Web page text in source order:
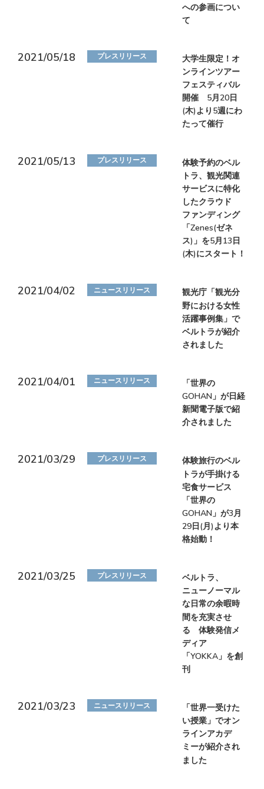
への参画につい
て
2021/05/18 プレスリリース
大学生限定！オ
ンラインツアー
フェスティバル
開催 5月20日
(木)より5週にわ
たって催行
2021/05/13 プレスリリース
体験予約のベル
トラ、観光関連
サービスに特化
したクラウド
ファンディング
「Zenes(ゼネ
ス)」を5月13日
(木)にスタート！
2021/04/02 ニュースリリース
観光庁「観光分
野における女性
活躍事例集」で
ベルトラが紹介
されました
2021/04/01 ニュースリリース
「世界の
GOHAN」が日経
新聞電子版で紹
介されました
2021/03/29 プレスリリース
体験旅行のベル
トラが手掛ける
宅食サービス
「世界の
GOHAN」が3月
29日(月)より本
格始動！
2021/03/25 プレスリリース
ベルトラ、
ニューノーマル
な日常の余暇時
間を充実させ
る 体験発信メ
ディア
「YOKKA」を創
刊
2021/03/23 ニュースリリース
「世界一受けた
い授業」でオン
ラインアカデ
ミーが紹介され
ました